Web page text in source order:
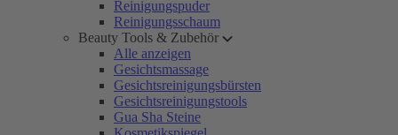
Reinigungspuder
Reinigungsschaum
Beauty Tools & Zubehör
Alle anzeigen
Gesichtsmassage
Gesichtsreinigungsbürsten
Gesichtsreinigungstools
Gua Sha Steine